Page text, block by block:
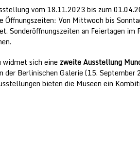
vom 18.11.2023 bis zum
Öffnungszeiten: Von Mittwoch bis
Sonderöffnungszeiten an Feiertagen im
widmet sich eine zweite Ausstellung
der Berlinischen Galerie (15. September
bieten die Museen ein